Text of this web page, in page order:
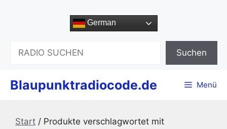
German
Suchen
Blaupunktradiocode.de Menü
Start / Produkte verschlagwortet mit